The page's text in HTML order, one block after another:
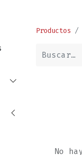
Productos
No